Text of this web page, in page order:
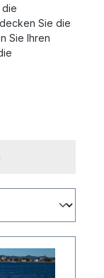
die
Sie die
Sie Ihren